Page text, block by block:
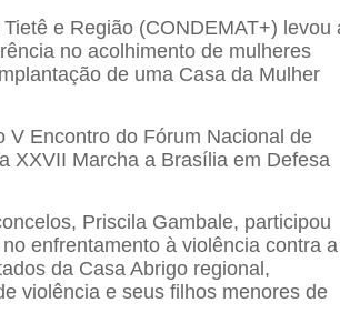
e Região (CONDEMAT+) levou
no acolhimento de mulheres
de uma Casa da Mulher
V Encontro do Fórum Nacional de
XXVII Marcha a Brasília em Defesa
, Priscila Gambale, participou
enfrentamento à violência contra a
da Casa Abrigo regional,
violência e seus filhos menores de